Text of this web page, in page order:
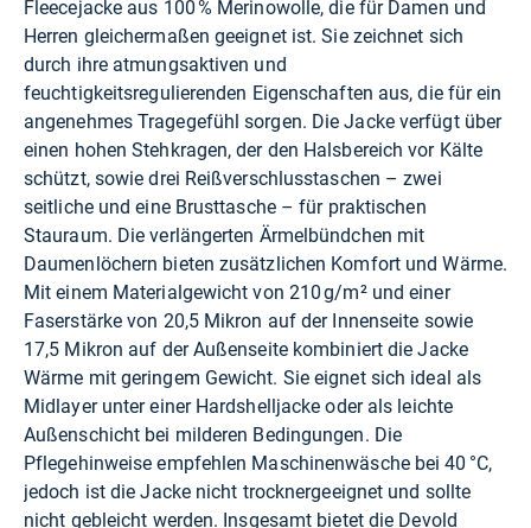
Fleecejacke aus 100 % Merinowolle, die für Damen und
Herren gleichermaßen geeignet ist. Sie zeichnet sich
durch ihre atmungsaktiven und
feuchtigkeitsregulierenden Eigenschaften aus, die für ein
angenehmes Tragegefühl sorgen. Die Jacke verfügt über
einen hohen Stehkragen, der den Halsbereich vor Kälte
schützt, sowie drei Reißverschlusstaschen – zwei
seitliche und eine Brusttasche – für praktischen
Stauraum. Die verlängerten Ärmelbündchen mit
Daumenlöchern bieten zusätzlichen Komfort und Wärme.
Mit einem Materialgewicht von 210 g/m² und einer
Faserstärke von 20,5 Mikron auf der Innenseite sowie
17,5 Mikron auf der Außenseite kombiniert die Jacke
Wärme mit geringem Gewicht. Sie eignet sich ideal als
Midlayer unter einer Hardshelljacke oder als leichte
Außenschicht bei milderen Bedingungen. Die
Pflegehinweise empfehlen Maschinenwäsche bei 40 °C,
jedoch ist die Jacke nicht trocknergeeignet und sollte
nicht gebleicht werden. Insgesamt bietet die Devold